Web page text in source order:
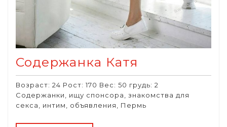
Содержанка Катя
Возраст: 24 Рост: 170 Вес: 50 грудь: 2
Содержанки, ищу спонсора, знакомства для
секса, интим, объявления, Пермь